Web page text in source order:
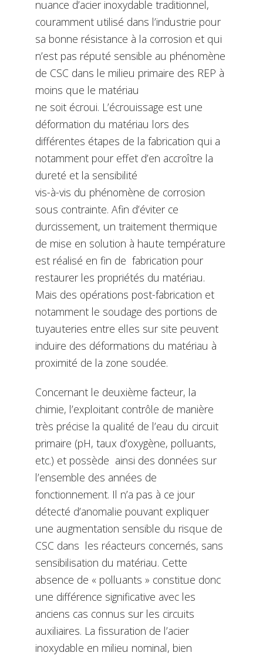
nuance d’acier inoxydable traditionnel,
couramment utilisé dans l’industrie pour
sa bonne résistance à la corrosion et qui
n’est pas réputé sensible au phénomène
de CSC dans le milieu primaire des REP à
moins que le matériau
ne soit écroui. L’écrouissage est une
déformation du matériau lors des
différentes étapes de la fabrication qui a
notamment pour effet d’en accroître la
dureté et la sensibilité
vis-à-vis du phénomène de corrosion
sous contrainte. Afin d’éviter ce
durcissement, un traitement thermique
de mise en solution à haute température
est réalisé en fin de fabrication pour
restaurer les propriétés du matériau.
Mais des opérations post-fabrication et
notamment le soudage des portions de
tuyauteries entre elles sur site peuvent
induire des déformations du matériau à
proximité de la zone soudée.
Concernant le deuxième facteur, la
chimie, l’exploitant contrôle de manière
très précise la qualité de l’eau du circuit
primaire (pH, taux d’oxygène, polluants,
etc.) et possède ainsi des données sur
l’ensemble des années de
fonctionnement. Il n’a pas à ce jour
détecté d’anomalie pouvant expliquer
une augmentation sensible du risque de
CSC dans les réacteurs concernés, sans
sensibilisation du matériau. Cette
absence de « polluants » constitue donc
une différence significative avec les
anciens cas connus sur les circuits
auxiliaires. La fissuration de l’acier
inoxydable en milieu nominal, bien